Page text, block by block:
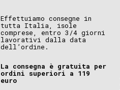
Effettuiamo consegne in
tutta Italia, isole
comprese, entro 3/4 giorni
lavorativi dalla data
dell’ordine.
La consegna è gratuita per
ordini superiori a 119
euro